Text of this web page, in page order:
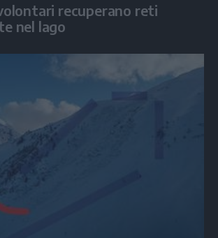
recuperano reti
nel lago